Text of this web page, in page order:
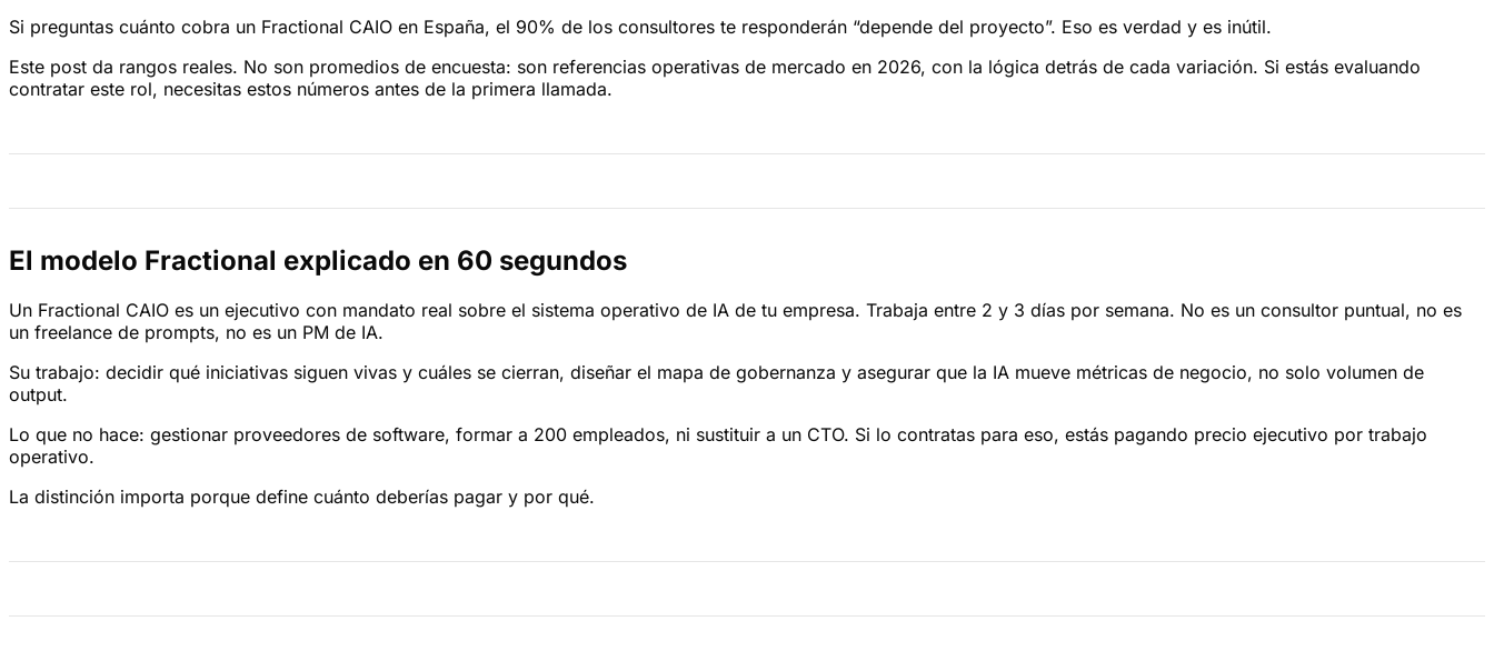
Si preguntas cuánto cobra un Fractional CAIO en España, el 90% de los consultores te responderán “depende del proyecto”. Eso es verdad y es inútil.
Este post da rangos reales. No son promedios de encuesta: son referencias operativas de mercado en 2026, con la lógica detrás de cada variación. Si estás evaluando
contratar este rol, necesitas estos números antes de la primera llamada.
El modelo Fractional explicado en 60 segundos
Un Fractional CAIO es un ejecutivo con mandato real sobre el sistema operativo de IA de tu empresa. Trabaja entre 2 y 3 días por semana. No es un consultor puntual, no es
un freelance de prompts, no es un PM de IA.
Su trabajo: decidir qué iniciativas siguen vivas y cuáles se cierran, diseñar el mapa de gobernanza y asegurar que la IA mueve métricas de negocio, no solo volumen de
output.
Lo que no hace: gestionar proveedores de software, formar a 200 empleados, ni sustituir a un CTO. Si lo contratas para eso, estás pagando precio ejecutivo por trabajo
operativo.
La distinción importa porque define cuánto deberías pagar y por qué.